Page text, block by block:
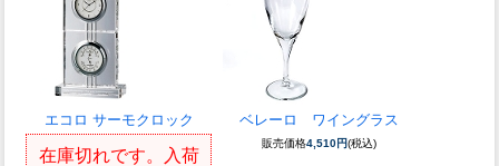
エコロ サーモクロック
在庫切れです。入荷
ベレーロ ワイングラス
販売価格4,510円(税込)